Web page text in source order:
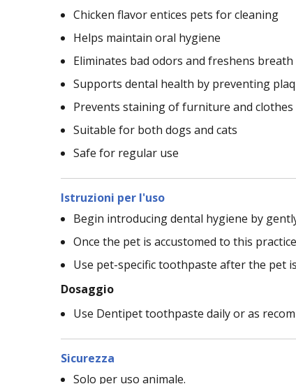
Chicken flavor entices pets for cleaning
Helps maintain oral hygiene
Eliminates bad odors and freshens breath
Supports dental health by preventing
Prevents staining of furniture and clothes
Suitable for both dogs and cats
Safe for regular use
Istruzioni per l'uso
Begin introducing dental hygiene by
Once the pet is accustomed to this
Use pet-specific toothpaste after the pet
Dosaggio
Use Dentipet toothpaste daily or as
Sicurezza
Solo per uso animale.